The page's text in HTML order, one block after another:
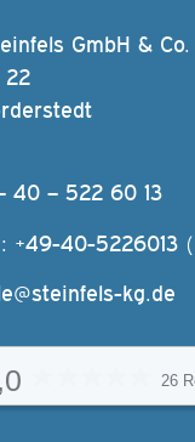
GmbH & Co.
22
40 – 522 60 13
+49-40-5226013
kg.de
26